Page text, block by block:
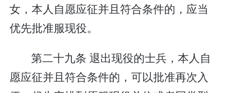
女，本人自愿应征并且符合条件的，应当
优先批准服现役。
第二十九条 退出现役的士兵，本人自
愿应征并且符合条件的，可以批准再次入